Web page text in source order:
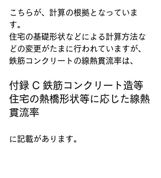
こちらが、計算の根拠となっていま
す。
住宅の基礎形状などによる計算方法な
どの変更がたまに行われていますが、
鉄筋コンクリートの線熱貫流率は、
付録 C 鉄筋コンクリート造等
住宅の熱橋形状等に応じた線熱
貫流率
に記載があります。